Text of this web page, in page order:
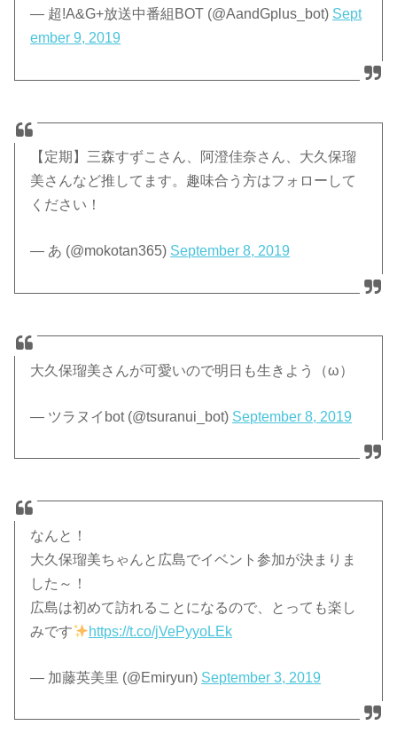
— 超!A&G+放送中番組BOT (@AandGplus_bot) Sept
ember 9, 2019
【定期】三森すずこさん、阿澄佳奈さん、大久保瑠
美さんなど推してます。趣味合う方はフォローして
ください！
— あ (@mokotan365) September 8, 2019
大久保瑠美さんが可愛いので明日も生きよう（ω）
— ツラヌイbot (@tsuranui_bot) September 8, 2019
なんと！
大久保瑠美ちゃんと広島でイベント参加が決まりま
した～！
広島は初めて訪れることになるので、とっても楽し
みです
https://t.co/jVePyyoLEk
— 加藤英美里 (@Emiryun) September 3, 2019